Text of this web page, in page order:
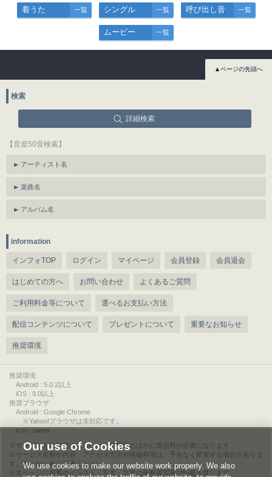
着うた 一覧 シングル 一覧 呼び出し音 一覧
ムービー 一覧
▲ページの先頭へ
検索
詳細検索
【音楽50音検索】
アーティスト名
楽曲名
アルバム名
information
インフォTOP ログイン マイページ 会員登録 会員退会
はじめての方へ お問い合わせ よくあるご質問
ご利用料金等について 選べるお支払い方法
配信コンテンツについて プレゼントについて 重要なお知らせ
推奨環境
推奨環境
Android : 5.0.2以上
iOS : 9.0以上
推奨ブラウザ
Android : Google Chrome
※Yahoo!ブラウザは非対応です。
iOS : Safari
サービスをご利用されるには、情報料のほかに通信料が必要になります。
サービス名称や内容、アクセス方法や情報料等は、予告なく変更する場合がありま
す。あらかじめご了承ください。
本ページに掲載のイラスト・写真・文章の無断複写及び転載を禁じます。
Our use of Cookies
We use cookies to make our website work properly. We also